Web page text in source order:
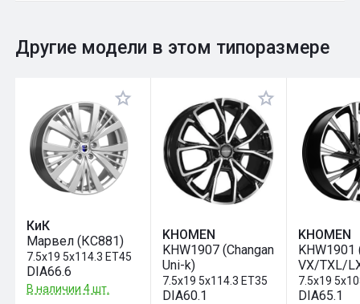
Оставить отзыв
Общий рейтинг 0
Другие модели в этом типоразмере
КиК
Марвел (КС881)
7.5x19 5x114.3 ET45
DIA66.6
В наличии 4 шт.
KHOMEN
KHW1907 (Changan
Uni-k)
7.5x19 5x114.3 ET35
DIA60.1
KHOMEN
KHW1901
VX/TXL/
7.5x19
DIA65.1